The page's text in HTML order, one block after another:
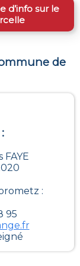
d’info sur le
de
:
95